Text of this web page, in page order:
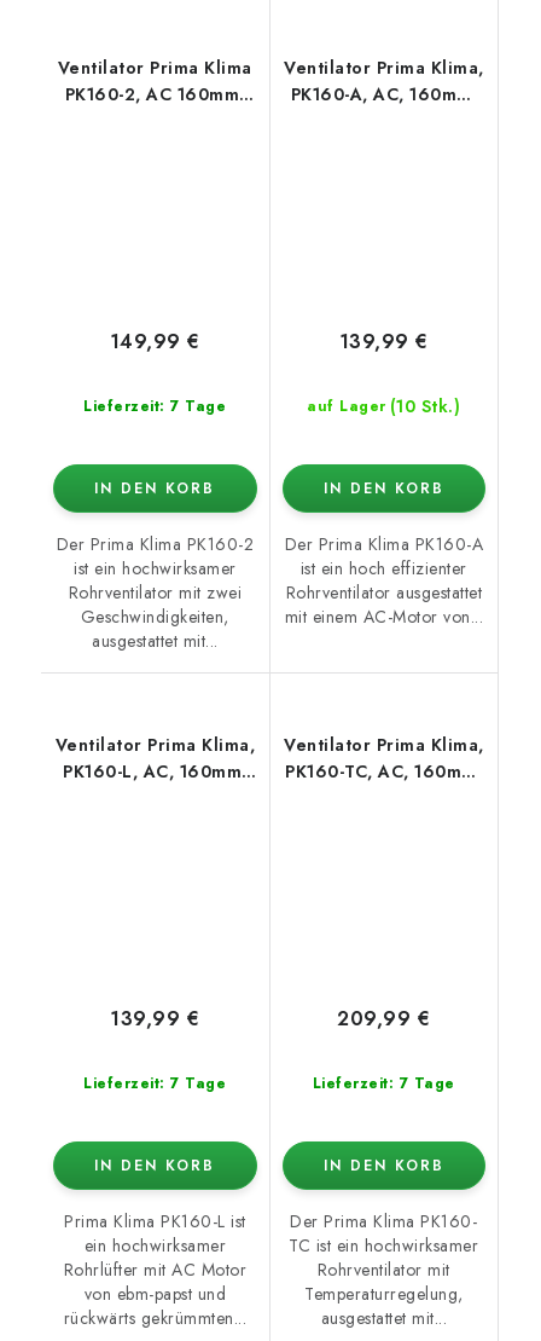
Ventilator Prima Klima
PK160-2, AC 160mm,
Lieferzeit: 7 Tage
149,99 €
IN DEN KORB
Der Prima Klima PK160-2
ist ein hochwirksamer
Rohrventilator mit zwei
Geschwindigkeiten,
ausgestattet mit...
Ventilator Prima Klima,
PK160-A, AC, 160mm,
auf Lager (10 Stk.)
139,99 €
IN DEN KORB
Der Prima Klima PK160-A
ist ein hoch effizienter
Rohrventilator ausgestattet
mit einem AC-Motor von...
Ventilator Prima Klima,
PK160-L, AC, 160mm,
Lieferzeit: 7 Tage
139,99 €
IN DEN KORB
Prima Klima PK160-L ist
ein hochwirksamer
Rohrlüfter mit AC Motor
von ebm-papst und
rückwärts gekrümmten...
Ventilator Prima Klima,
PK160-TC, AC, 160mm,
Lieferzeit: 7 Tage
209,99 €
IN DEN KORB
Der Prima Klima PK160-
TC ist ein hochwirksamer
Rohrventilator mit
Temperaturregelung,
ausgestattet mit...